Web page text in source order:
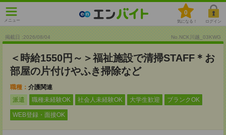
メニュー
0
気になる！ ログイン
掲載日 :2026/08/04 No.NCK川越_03KWG
＜時給1550円～＞福祉施設で清掃STAFF＊お
部屋の片付けやふき掃除など
職種： 介護関連
派遣
職種未経験OK 社会人未経験OK 大学生歓迎 ブランクOK
WEB登録・面接OK